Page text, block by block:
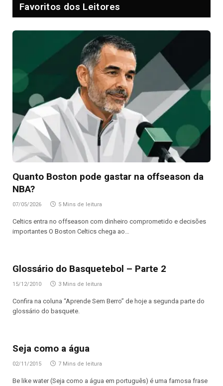
Favoritos dos Leitores
Quanto Boston pode gastar na offseason da
NBA?
07/05/2026 5 Mins de leitura
Celtics entra no offseason com dinheiro comprometido e decisões
importantes O Boston Celtics chega ao…
Glossário do Basquetebol – Parte 2
15/12/2010 3 Mins de leitura
Confira na coluna “Aprende Sem Berro” de hoje a segunda parte do
glossário do basquete.
Seja como a água
02/11/2015 7 Mins de leitura
Be like water (Seja como a água em português) é uma famosa frase